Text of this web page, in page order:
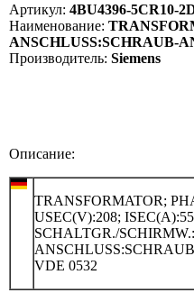
Артикул: 4BU4396-5CR10-
Наименование:
ANSCHLUSS:SCHRAUB-
Производитель: Siemens
Описание:
TRANSFORMATOR;
USEC(V):208;
SCHALTGR./
VDE 0532